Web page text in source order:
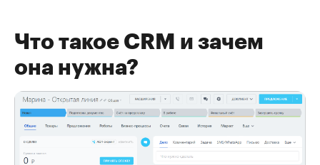
Что такое CRM и зачем
она нужна?